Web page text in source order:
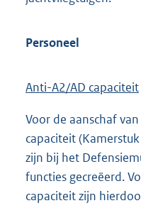
Personeel
Anti-A2/AD capaciteit
Voor de aanschaf
capaciteit (Kamerstuk
zijn bij het
functies gecreëerd.
capaciteit zijn